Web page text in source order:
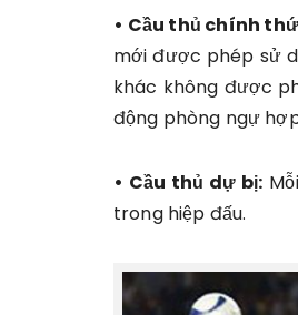
• Cầu thủ chính
mới được phép sử
khác không được
động phòng ngự
• Cầu thủ dự bị:
trong hiệp đấu.